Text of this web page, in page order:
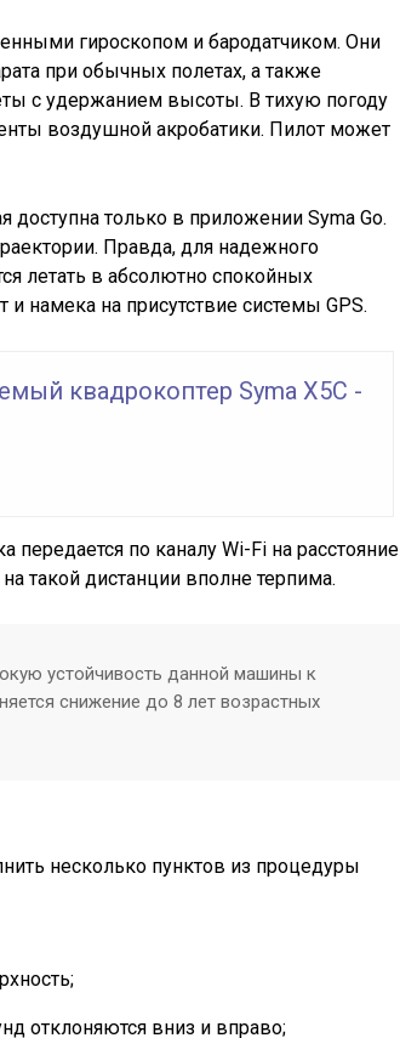
гироскопом и бародатчиком. Они
при обычных полетах, а также
с удержанием высоты. В тихую погоду
воздушной акробатики. Пилот может
только в приложении Syma Go.
Правда, для надежного
летать в абсолютно спокойных
и намека на присутствие системы GPS.
квадрокоптер Syma X5C -
по каналу Wi-Fi на расстояние
такой дистанции вполне терпима.
устойчивость данной машины к
снижение до 8 лет возрастных
несколько пунктов из процедуры
отклоняются вниз и вправо;